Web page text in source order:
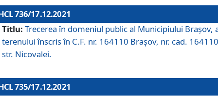
736/17.12.2021
Titlu: Trecerea în domeniul public al Municipiului Braşov,
terenului înscris în C.F. nr. 164110 Brașov, nr. cad.
str. Nicovalei.
735/17.12.2021